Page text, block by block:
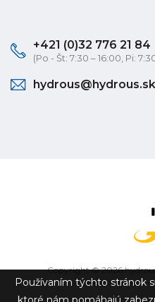
+421 (0)32 776 21 84
(Po - Št: 7:30 – 16:00, Pi:
hydrous@hydrous.sk
Copyright © 2026
eshop na mieru
Používaním týchto stránok